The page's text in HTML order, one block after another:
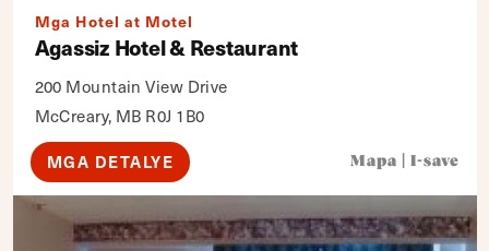
Mga Hotel at Motel
Agassiz Hotel & Restaurant
200 Mountain View Drive
McCreary, MB R0J 1B0
MGA DETALYE Mapa I-save